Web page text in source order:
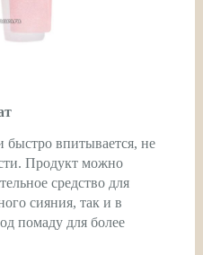
быстро впитывается, не
Продукт можно
средство для
сияния, так и в
помаду для более